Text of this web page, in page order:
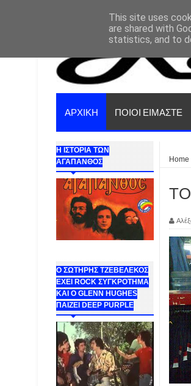
ΑΡΧΙΚΗ ΠΟΙΟΙ ΕΙΜΑΣΤΕ
Η ΙΣΤΟΡΙΑ ΤΩΝ
ΑΓΑΠΑΝΘΟΣ
Ο ΣΩΤΗΡΗΣ ΤΖΕΒΕΛΕΚΟΣ
ΕΧΕΙ ROCK ΣΥΓΚΡΟΤΗΜΑ
ΚΑΙ Ο GLENN HUGHES
ΠΑΙΖΕΙ DEEP PURPLE
Home
ΤΟ
This site uses
are shared with
statistics, and to